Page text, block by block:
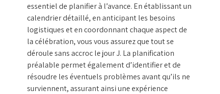
essentiel de planifier à l’avance. En établissant un
calendrier détaillé, en anticipant les besoins
logistiques et en coordonnant chaque aspect de
la célébration, vous vous assurez que tout se
déroule sans accroc le jour J. La planification
préalable permet également d’identifier et de
résoudre les éventuels problèmes avant qu’ils ne
surviennent, assurant ainsi une expérience